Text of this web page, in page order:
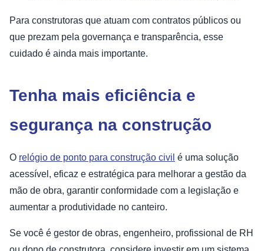
Para construtoras que atuam com contratos públicos ou
que prezam pela governança e transparência, esse
cuidado é ainda mais importante.
Tenha mais eficiência e
segurança na construção
O relógio de ponto para construção civil é uma solução
acessível, eficaz e estratégica para melhorar a gestão da
mão de obra, garantir conformidade com a legislação e
aumentar a produtividade no canteiro.
Se você é gestor de obras, engenheiro, profissional de RH